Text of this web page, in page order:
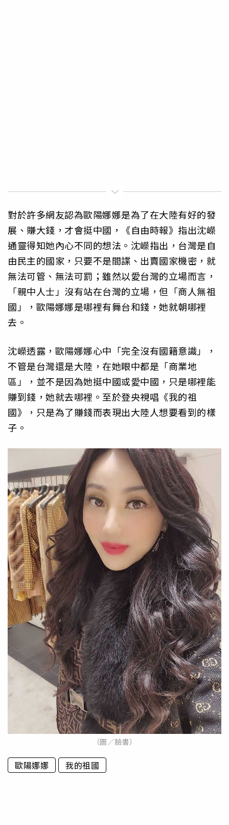
對於許多網友認為歐陽娜娜是為了在大陸有好的發
展、賺大錢，才會挺中國，《自由時報》指出沈嶸
通靈得知她內心不同的想法。沈嶸指出，台灣是自
由民主的國家，只要不是間諜、出賣國家機密，就
無法可管、無法可罰；雖然以愛台灣的立場而言，
「親中人士」沒有站在台灣的立場，但「商人無祖
國」，歐陽娜娜是哪裡有舞台和錢，她就朝哪裡
去。
沈嶸透露，歐陽娜娜心中「完全沒有國籍意識」，
不管是台灣還是大陸，在她眼中都是「商業地
區」，並不是因為她挺中國或愛中國，只是哪裡能
賺到錢，她就去哪裡。至於登央視唱《我的祖
國》，只是為了賺錢而表現出大陸人想要看到的樣
子。
（圖／臉書）
歐陽娜娜 我的祖國